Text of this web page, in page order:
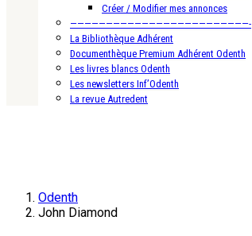
Créer / Modifier mes annonces
—————————————————————————-
La Bibliothèque Adhérent
Documenthèque Premium Adhérent Odenth
Les livres blancs Odenth
Les newsletters Inf’Odenth
La revue Autredent
Odenth
John Diamond